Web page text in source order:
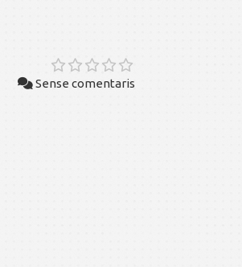
Sense comentaris